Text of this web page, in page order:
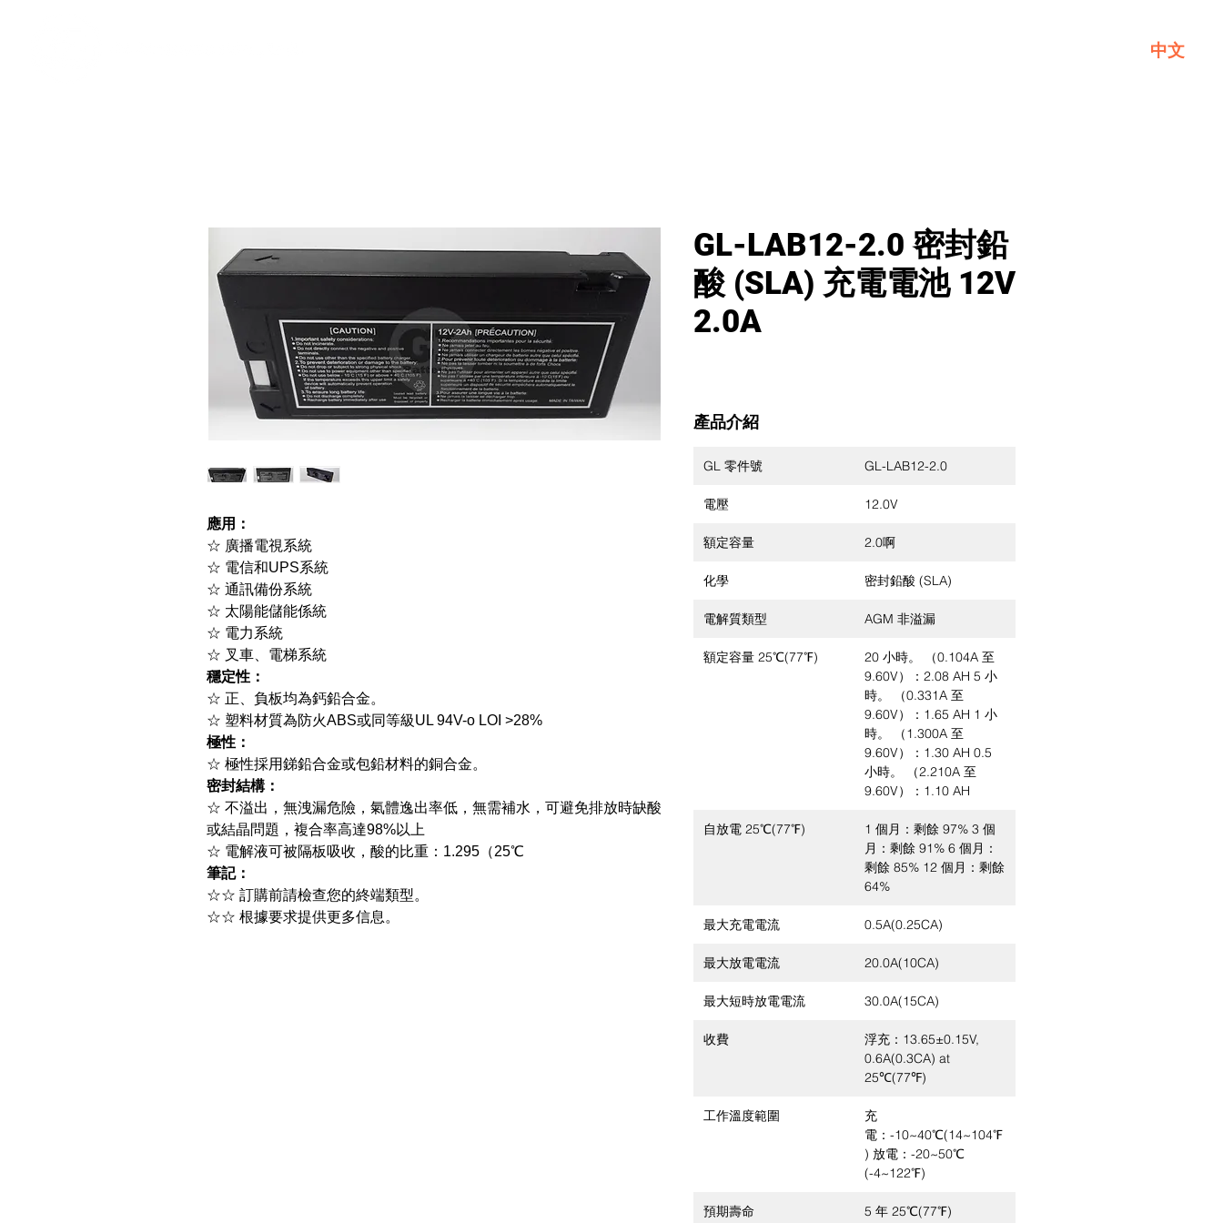
中文
應用：
☆ 廣播電視系統
☆ 電信和UPS系統
☆ 通訊備份系統
☆ 太陽能儲能係統
☆ 電力系統
☆ 叉車、電梯系統
穩定性：
☆ 正、負板均為鈣鉛合金。
☆ 塑料材質為防火ABS或同等級UL 94V-o LOI >28%
極性：
☆ 極性採用銻鉛合金或包鉛材料的銅合金。
密封結構：
☆ 不溢出，無洩漏危險，氣體逸出率低，無需補水，可避免排放時缺酸
或結晶問題，複合率高達98%以上
☆ 電解液可被隔板吸收，酸的比重：1.295（25℃
筆記：
☆☆ 訂購前請檢查您的終端類型。
☆☆ 根據要求提供更多信息。
GL-LAB12-2.0 密封鉛
酸 (SLA) 充電電池 12V
2.0A
產品介紹
GL 零件號 GL-LAB12-2.0
電壓 12.0V
額定容量 2.0啊
化學 密封鉛酸 (SLA)
電解質類型 AGM 非溢漏
額定容量 25℃(77℉)
20 小時。 （0.104A 至
9.60V）：2.08 AH 5 小
時。 （0.331A 至
9.60V）：1.65 AH 1 小
時。 （1.300A 至
9.60V）：1.30 AH 0.5
小時。 （2.210A 至
9.60V）：1.10 AH
自放電 25℃(77℉)
1 個月：剩餘 97% 3 個
月：剩餘 91% 6 個月：
剩餘 85% 12 個月：剩餘
64%
最大充電電流 0.5A(0.25CA)
最大放電電流 20.0A(10CA)
最大短時放電電流 30.0A(15CA)
收費
浮充：13.65±0.15V,
0.6A(0.3CA) at
25℃(77℉)
工作溫度範圍
充
電：-10~40℃(14~104℉
) 放電：-20~50℃
(-4~122℉)
預期壽命 5 年 25℃(77℉)